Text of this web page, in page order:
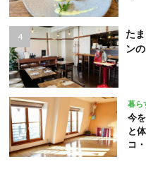
た
ン
暮ら
今
と
コ